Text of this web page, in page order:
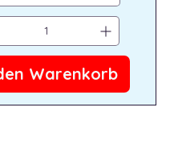
Warenkorb